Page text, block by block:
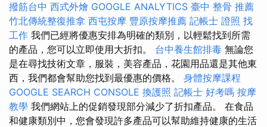
撥筋台中 西式外燴 GOOGLE ANALYTICS 臺中 整骨 推薦
竹北傳統整復推拿 西屯按摩 豐原按摩推薦 記帳士 證照 找
工作 我們已經將優惠安排為明確的類別，以輕鬆找到所需
的產品，您可以立即使用大折扣。 台中養生館排毒 無論您
是在尋找技術文章，服裝，美容產品，花園用品還是其他東
西，我們都會幫助您找到最優惠的價格。 身體按摩課程
GOOGLE SEARCH CONSOLE 換護照 記帳士 好考嗎 按摩
教學 我們網站上的促銷發現部分減少了折扣產品。 在食品
和健康類別中，您會發現許多產品可以幫助維持健康的生活